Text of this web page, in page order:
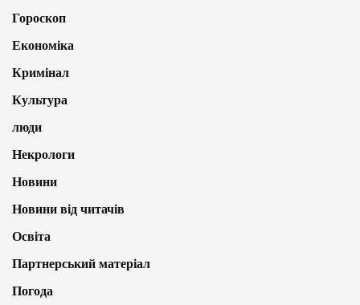
Гороскоп
Економіка
Кримінал
Культура
люди
Некрологи
Новини
Новини від читачів
Освіта
Партнерський матеріал
Погода